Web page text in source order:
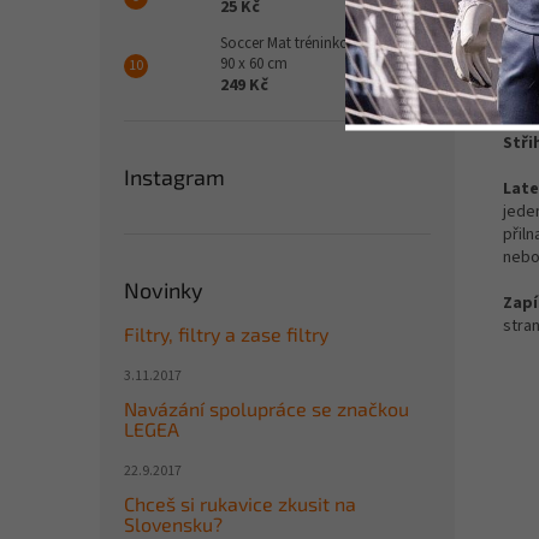
25 Kč
Soccer Mat tréninková podložka
90 x 60 cm
249 Kč
Instagram
Novinky
Filtry, filtry a zase filtry
3.11.2017
Navázání spolupráce se značkou
LEGEA
22.9.2017
Chceš si rukavice zkusit na
Slovensku?